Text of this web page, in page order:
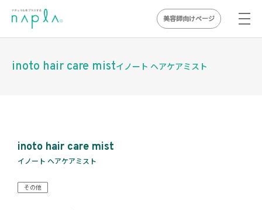
美容師向けページ
inoto hair care mistイノート ヘアケアミスト
inoto hair care mist
イノート ヘアケアミスト
その他